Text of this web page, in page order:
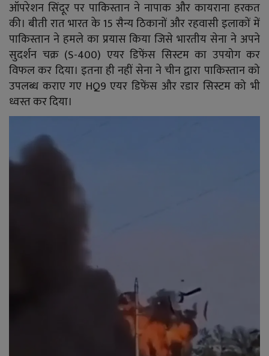
Language
English Hiindi
ऑपरेशन सिंदूर पर पाकिस्तान ने नापाक और कायराना हरकत
की। बीती रात भारत के 15 सैन्य ठिकानों और रहवासी इलाकों में
पाकिस्तान ने हमले का प्रयास किया जिसे भारतीय सेना ने अपने
सुदर्शन चक्र (S-400) एयर डिफेंस सिस्टम का उपयोग कर
विफल कर दिया। इतना ही नहीं सेना ने चीन द्वारा पाकिस्तान को
उपलब्ध कराए गए HQ9 एयर डिफेंस और रडार सिस्टम को भी
ध्वस्त कर दिया।